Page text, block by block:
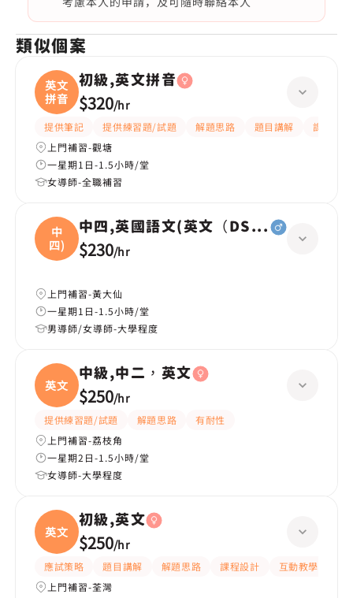
類似個案
英文
拼音
初級,英文拼音
$320/hr
提供筆記 提供練習題/試題 解題思路 題目講解
課程設計
上門補習-觀塘
一星期1日-1.5小時/堂
女導師-全職補習
中
四)
中四,英國語文(英文（DSE所有範疇）
$230/hr
上門補習-黃大仙
一星期1日-1.5小時/堂
男導師/女導師-大學程度
英文
中級,中二，英文
$250/hr
提供練習題/試題 解題思路
有耐性
上門補習-荔枝角
一星期2日-1.5小時/堂
女導師-大學程度
英文
初級,英文
$250/hr
應試策略 題目講解 解題思路 課程設計 互動教學
上門補習-荃灣